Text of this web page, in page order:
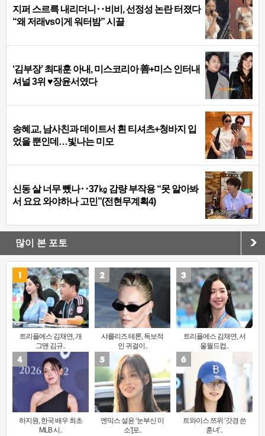
지퍼 스르륵 내리더니‥비비, 선정성 논란 터졌다
“왜 저래vs이게 워터밤” 시끌
‘김부장’ 최대훈 아내, 미스코리아 善+미스 인터내
셔널 3위 ♥장윤서였다
송혜교, 남사친과 데이트서 흰 티셔츠+청바지 입
었을 뿐인데…빛나는 미모
신동 살 너무 뺐나‥37㎏ 감량 부작용 “못 알아봐
서 요요 와야하나 고민”(전현무계획4)
많이 본 포토
트리플에스 김채연, 개
그맨 김규..
샤를리즈 테론, 독보적
인 귀걸이..
트리플에스 김채연, 서
울월드컵..
하지원, 한국 배우 최초
MLB 시..
엔믹스 설윤 ‘눈부신 미
소’[포..
트와이스 쯔위 ‘갓경 쓴
훈녀’..